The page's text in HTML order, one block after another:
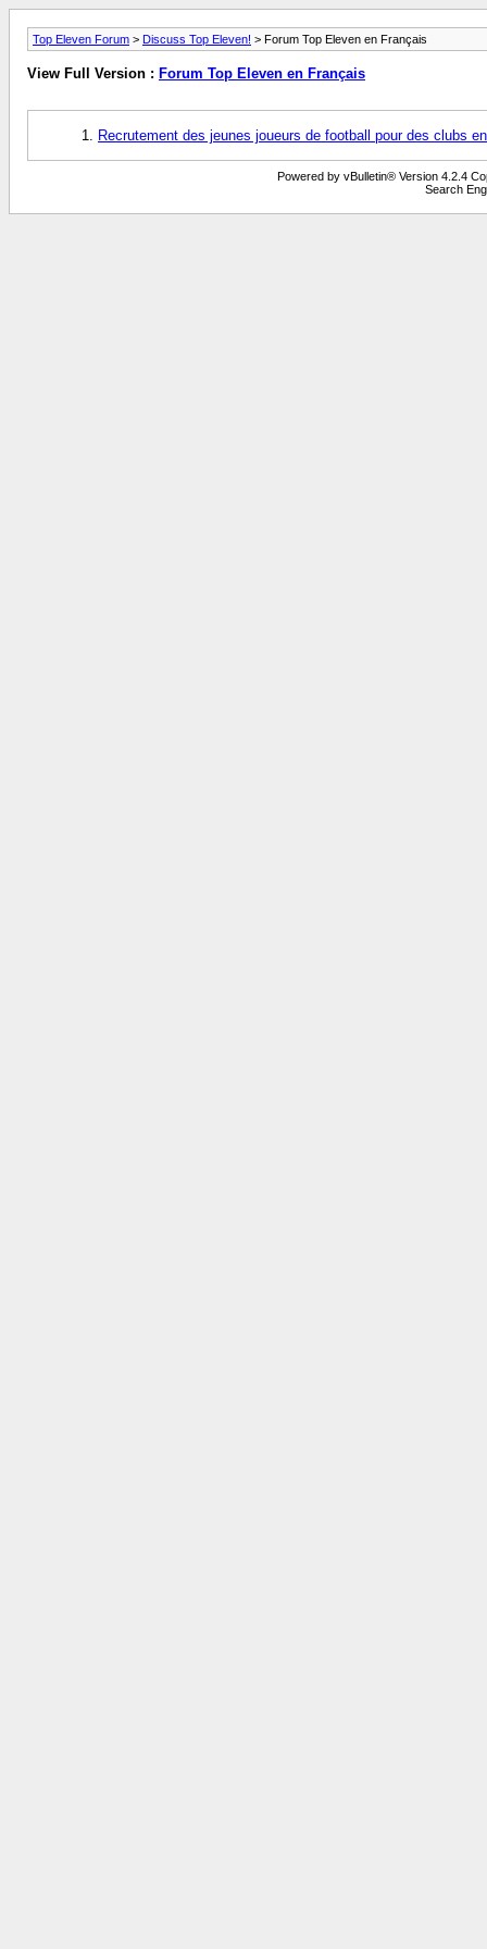
Top Eleven Forum > Discuss Top Eleven! > Forum Top Eleven en Français
View Full Version : Forum Top Eleven en Français
Recrutement des jeunes joueurs de football pour des clubs
Powered by vBulletin® Version 4.2.4
Search